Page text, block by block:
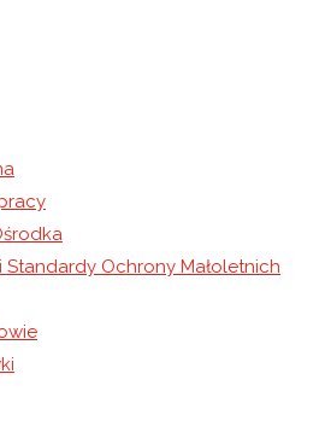
Standardy Ochrony Małoletnich
2024 Rok szkolny 2023-2024
2023-2024